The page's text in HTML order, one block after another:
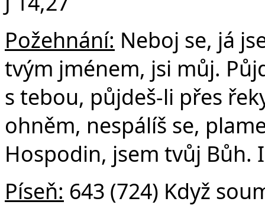
Požehnání: Neboj se, já
tvým jménem, jsi můj.
s tebou, půjdeš-li přes
ohněm, nespálíš se,
Hospodin, jsem tvůj Bůh.
Píseň: 643 (724) Když